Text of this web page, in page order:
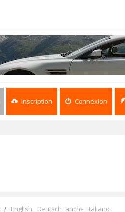
Inscription Connexion
English, Deutsch anche Italiano